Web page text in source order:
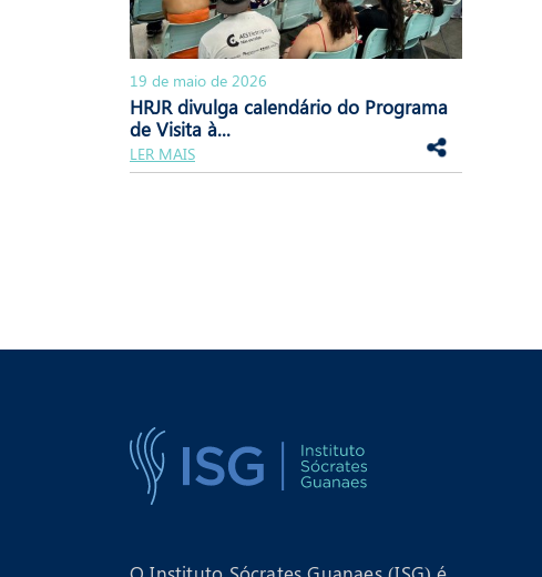
19 de maio de 2026
HRJR divulga calendário do Programa
de Visita à...
LER MAIS